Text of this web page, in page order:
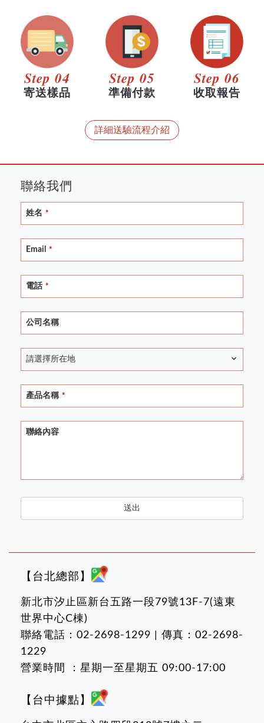
Step 04
寄送樣品
Step 05
準備付款
Step 06
收取報告
詳細送驗流程介紹
聯絡我們
姓名 *
Email *
電話 *
公司名稱
請選擇所在地
產品名稱 *
聯絡內容
Phone
送出
【台北總部】
新北市汐止區新台五路一段79號13F-7(遠東
世界中心C棟)
聯絡電話：02-2698-1299 | 傳真：02-2698-
1229
營業時間 ：星期一至星期五 09:00-17:00
【台中據點】